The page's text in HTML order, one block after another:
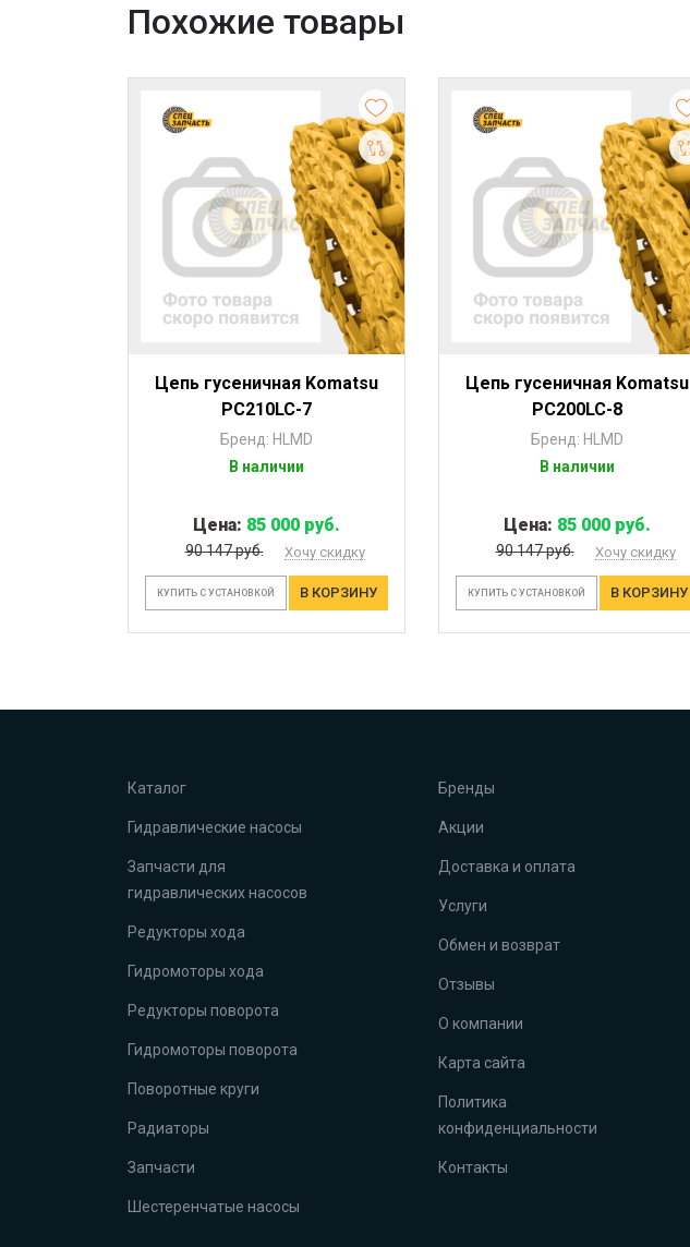
Похожие товары
Цепь гусеничная Komatsu
PC210LC-7
Бренд: HLMD
В наличии
Цена: 85 000 руб.
90 147 руб. Хочу скидку
КУПИТЬ С УСТАНОВКОЙ В КОРЗИНУ
Цепь гусеничная Komatsu
PC200LC-8
Бренд: HLMD
В наличии
Цена: 85 000 руб.
90 147 руб. Хочу скидку
КУПИТЬ С УСТАНОВКОЙ В КОРЗИНУ
Каталог
Гидравлические насосы
Запчасти для
гидравлических насосов
Редукторы хода
Гидромоторы хода
Редукторы поворота
Гидромоторы поворота
Поворотные круги
Радиаторы
Запчасти
Шестеренчатые насосы
Бренды
Акции
Доставка и оплата
Услуги
Обмен и возврат
Отзывы
О компании
Карта сайта
Политика
конфиденциальности
Контакты